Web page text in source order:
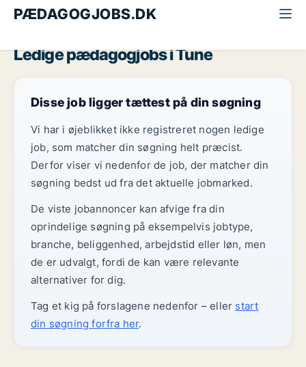
PÆDAGOGJOBS.DK
Ledige pædagogjobs i Tune
Disse job ligger tættest på din søgning
Vi har i øjeblikket ikke registreret nogen ledige
job, som matcher din søgning helt præcist.
Derfor viser vi nedenfor de job, der matcher din
søgning bedst ud fra det aktuelle jobmarked.
De viste jobannoncer kan afvige fra din
oprindelige søgning på eksempelvis jobtype,
branche, beliggenhed, arbejdstid eller løn, men
de er udvalgt, fordi de kan være relevante
alternativer for dig.
Tag et kig på forslagene nedenfor – eller start
din søgning forfra her.